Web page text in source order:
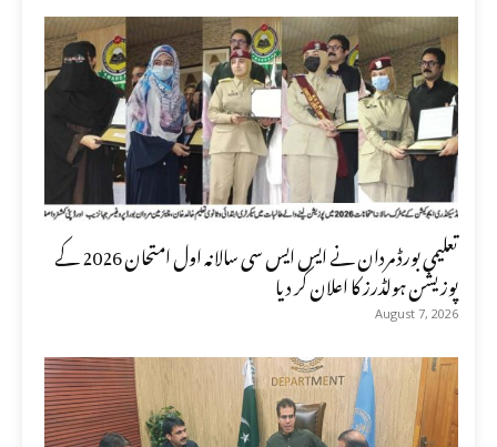
تعلیمی بورڈ مردان نے ایس ایس سی سالانہ اول امتحان 2026 کے
پوزیشن ہولڈرز کا اعلان کر دیا
August 7, 2026